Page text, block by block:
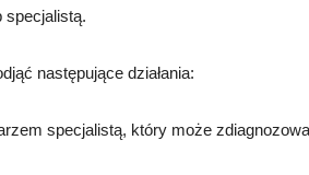
specjalistą.
następujące działania:
specjalistą, który może